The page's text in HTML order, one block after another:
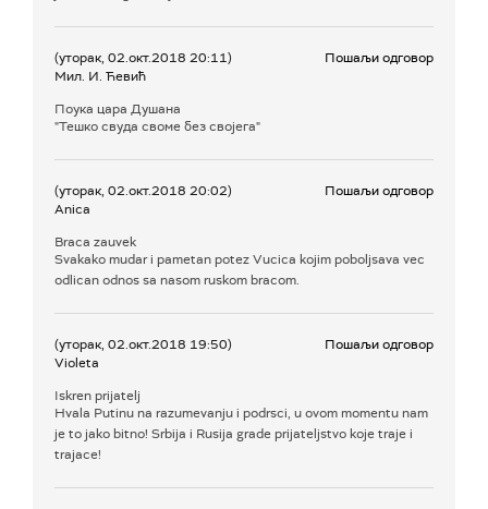
(уторак, 02.окт.2018 20:11)
Мил. И. Ћевић
Пошаљи одговор
Поука цара Душана
"Тешко свуда своме без својега"
(уторак, 02.окт.2018 20:02)
Anica
Пошаљи одговор
Braca zauvek
Svakako mudar i pametan potez Vucica kojim poboljsava vec
odlican odnos sa nasom ruskom bracom.
(уторак, 02.окт.2018 19:50)
Violeta
Пошаљи одговор
Iskren prijatelj
Hvala Putinu na razumevanju i podrsci, u ovom momentu nam
je to jako bitno! Srbija i Rusija grade prijateljstvo koje traje i
trajace!